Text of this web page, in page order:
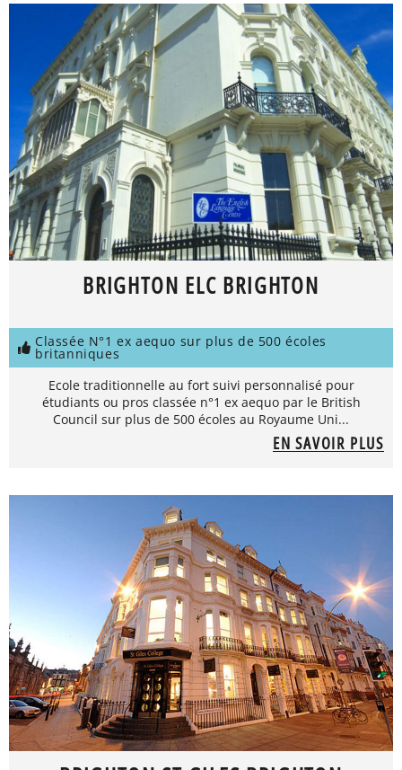
BRIGHTON ELC BRIGHTON
Classée N°1 ex aequo sur plus de 500 écoles
britanniques
Ecole traditionnelle au fort suivi personnalisé pour
étudiants ou pros classée n°1 ex aequo par le British
Council sur plus de 500 écoles au Royaume Uni...
EN SAVOIR PLUS